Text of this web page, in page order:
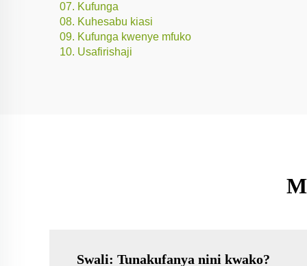
07. Kufunga
08. Kuhesabu kiasi
09. Kufunga kwenye mfuko
10. Usafirishaji
Swali: Tunakufanya nini kwako?